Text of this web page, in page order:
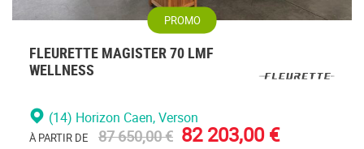
PROMO
FLEURETTE MAGISTER 70 LMF
WELLNESS
(14) Horizon Caen, Verson
À PARTIR DE 87 650,00 € 82 203,00 €